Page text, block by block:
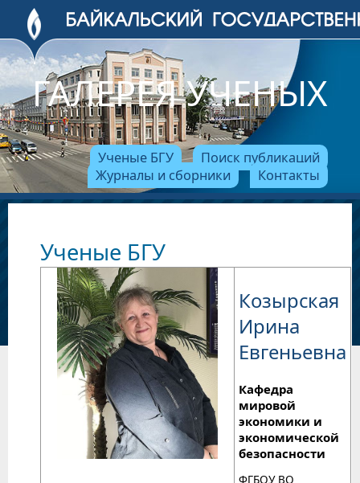
ГАЛЕРЕЯ УЧЕНЫХ
Ученые БГУ
Поиск публикаций
Журналы и сборники
Контакты
Ученые БГУ
Козырская
Ирина
Евгеньевна
Кафедра
мировой
экономики и
экономической
безопасности
ФГБОУ ВО